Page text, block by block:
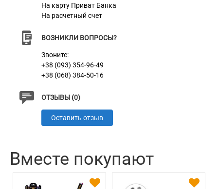
На карту Приват Банка
На расчетный счет
ВОЗНИКЛИ ВОПРОСЫ?
Звоните:
+38 (093) 354-96-49
+38 (068) 384-50-16
ОТЗЫВЫ (0)
Оставить отзыв
Пряжка Литая Латунь
Вместе покупают